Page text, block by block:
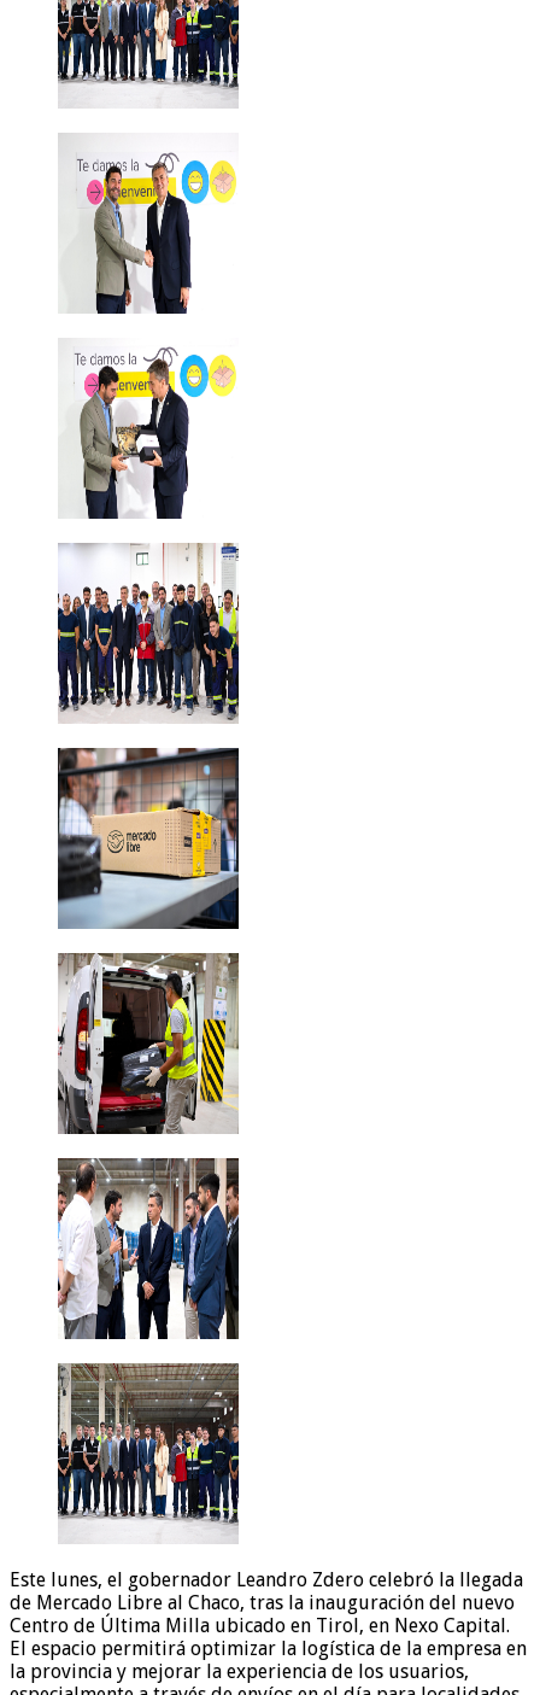
Este lunes, el gobernador Leandro Zdero celebró la llegada
de Mercado Libre al Chaco, tras la inauguración del nuevo
Centro de Última Milla ubicado en Tirol, en Nexo Capital.
El espacio permitirá optimizar la logística de la empresa en
la provincia y mejorar la experiencia de los usuarios,